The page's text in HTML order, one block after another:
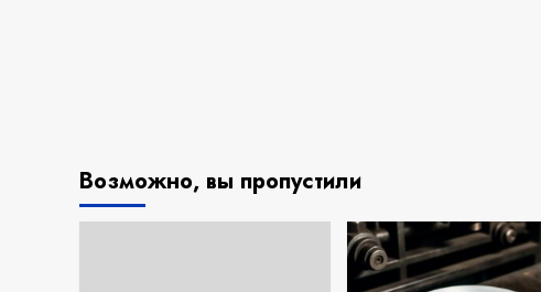
Возможно, вы пропустили